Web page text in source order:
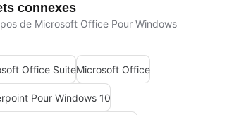
connexes
de Microsoft Office Pour Windows
Office SuiteMicrosoft Office
Pour Windows 10